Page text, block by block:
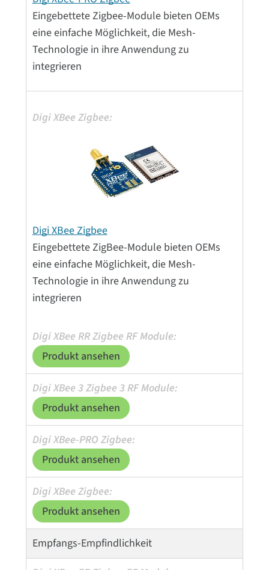
Eingebettete Zigbee-Module bieten OEMs
eine einfache Möglichkeit, die Mesh-
Technologie in ihre Anwendung zu
integrieren
Digi XBee Zigbee
Eingebettete ZigBee-Module bieten OEMs
eine einfache Möglichkeit, die Mesh-
Technologie in ihre Anwendung zu
integrieren
Produkt ansehen
Produkt ansehen
Produkt ansehen
Produkt ansehen
Empfangs-Empfindlichkeit